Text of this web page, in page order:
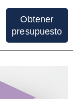
Obtener
presupuesto